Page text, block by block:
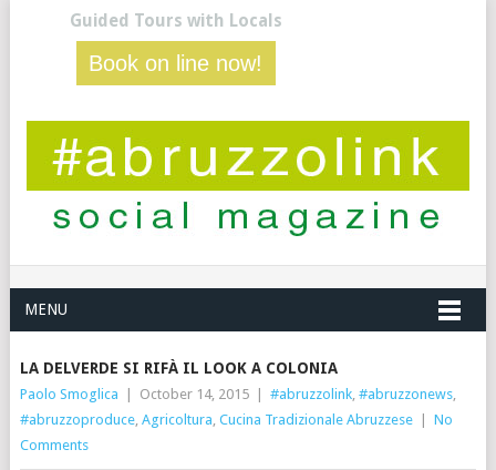
Guided Tours with Locals
Book on line now!
MENU
LA DELVERDE SI RIFÀ IL LOOK A COLONIA
Paolo Smoglica October 14, 2015 #abruzzolink, #abruzzonews,
#abruzzoproduce, Agricoltura, Cucina Tradizionale Abruzzese
No
Comments